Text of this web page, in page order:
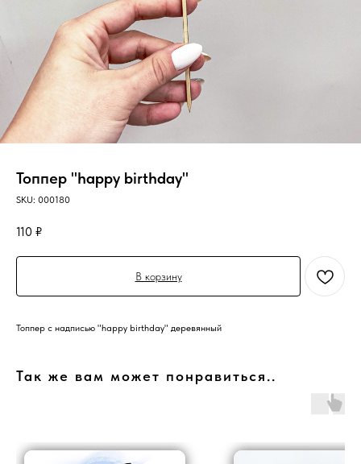
Топпер "happy birthday"
SKU: 000180
110 ₽
В корзину
Топпер с надписью "happy birthday" деревянный
Так же вам может понравиться..